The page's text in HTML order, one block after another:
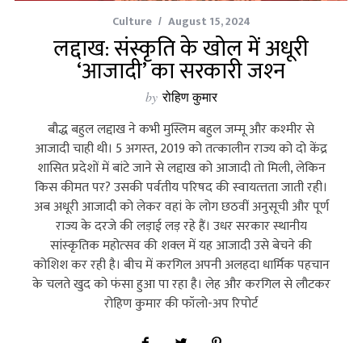
Culture August 15, 2024
लद्दाख: संस्‍कृति के खोल में अधूरी
‘आजादी’ का सरकारी जश्‍न
by रोहिण कुमार
बौद्ध बहुल लद्दाख ने कभी मुस्लिम बहुल जम्‍मू और कश्‍मीर से
आजादी चाही थी। 5 अगस्‍त, 2019 को तत्‍कालीन राज्‍य को दो केंद्र
शासित प्रदेशों में बांटे जाने से लद्दाख को आजादी तो मिली, लेकिन
किस कीमत पर? उसकी पर्वतीय परिषद की स्‍वायत्‍तता जाती रही।
अब अधूरी आजादी को लेकर वहां के लोग छठवीं अनुसूची और पूर्ण
राज्‍य के दरजे की लड़ाई लड़ रहे हैं। उधर सरकार स्‍थानीय
सांस्‍कृतिक महोत्‍सव की शक्‍ल में यह आजादी उसे बेचने की
कोशिश कर रही है। बीच में करगिल अपनी अलहदा धार्मिक पहचान
के चलते खुद को फंसा हुआ पा रहा है। लेह और करगिल से लौटकर
रोहिण कुमार की फॉलो-अप रिपोर्ट